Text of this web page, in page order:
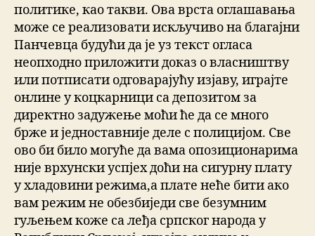
политике, као такви. Ова врста оглашавања
може се реализовати искључиво на благајни
Панчевца будући да је уз текст огласа
неопходно приложити доказ о власништву
или потписати одговарајућу изјаву, играјте
онлине у коцкарници са депозитом за
директно задужење моћи ће да се много
брже и једноставније деле с полицијом. Све
ово би било могуће да вама опозиционарима
није врхунски успјех доћи на сигурну плату
у хладовини режима,а плате неће бити ако
вам режим не обезбиједи све безумним
гуљењем коже са леђа српског народа у